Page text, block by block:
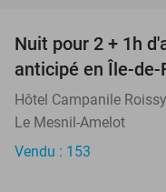
Nuit pour 2 + 1h
anticipé en Île-de-
Hôtel Campanile
Le Mesnil-Amelot
Vendu : 153